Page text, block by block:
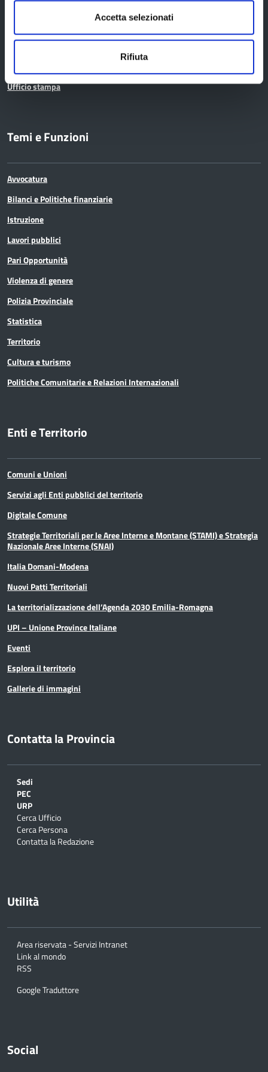
Accetta selezionati
Rifiuta
Bandi di gara
Scadenze
Ufficio stampa
Temi e Funzioni
Avvocatura
Bilanci e Politiche finanziarie
Istruzione
Lavori pubblici
Pari Opportunità
Violenza di genere
Polizia Provinciale
Statistica
Territorio
Cultura e turismo
Politiche Comunitarie e Relazioni Internazionali
Enti e Territorio
Comuni e Unioni
Servizi agli Enti pubblici del territorio
Digitale Comune
Strategie Territoriali per le Aree Interne e Montane (STAMI) e Strategia
Nazionale Aree Interne (SNAI)
Italia Domani-Modena
Nuovi Patti Territoriali
La territorializzazione dell’Agenda 2030 Emilia-Romagna
UPI – Unione Province Italiane
Eventi
Esplora il territorio
Gallerie di immagini
Contatta la Provincia
Sedi
PEC
URP
Cerca Ufficio
Cerca Persona
Contatta la Redazione
Utilità
Area riservata - Servizi Intranet
Link al mondo
RSS
Google Traduttore
Social